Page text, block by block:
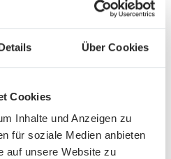
Über Cookies
Cookies
Inhalte und Anzeigen zu
für soziale Medien anbieten
auf unsere Website zu